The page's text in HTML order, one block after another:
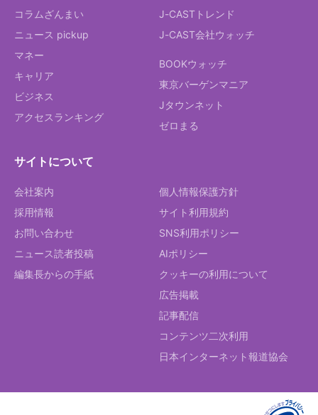
コラムざんまい
ニュース pickup
マネー
キャリア
ビジネス
アクセスランキング
J-CASTトレンド
J-CAST会社ウォッチ
BOOKウォッチ
東京バーゲンマニア
Jタウンネット
ゼロまる
サイトについて
会社案内
採用情報
お問い合わせ
ニュース読者投稿
編集長からの手紙
個人情報保護方針
サイト利用規約
SNS利用ポリシー
AIポリシー
クッキーの利用について
広告掲載
記事配信
コンテンツ二次利用
日本インターネット報道協会